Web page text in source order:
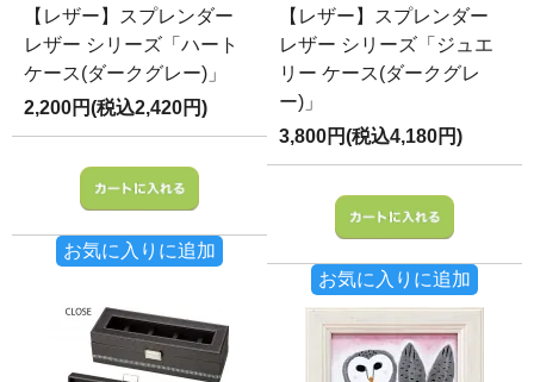
【レザー】スプレンダー
レザー シリーズ「ハート
ケース(ダークグレー)」
2,200円(税込2,420円)
お気に入りに追加
【レザー】スプレンダー
レザー シリーズ「ジュエ
リー ケース(ダークグレ
ー)」
3,800円(税込4,180円)
お気に入りに追加